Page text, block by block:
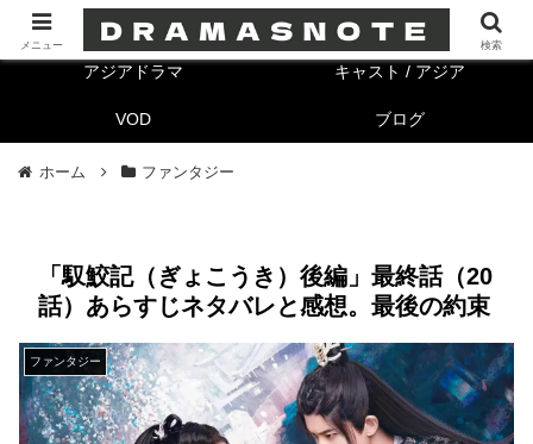
海外ドラマ キャスト/海外
アジアドラマ キャスト / アジア
VOD ブログ
ホーム ファンタジー
「馭鮫記（ぎょこうき）後編」最終話（20
話）あらすじネタバレと感想。最後の約束
ファンタジー
メニュー 検索